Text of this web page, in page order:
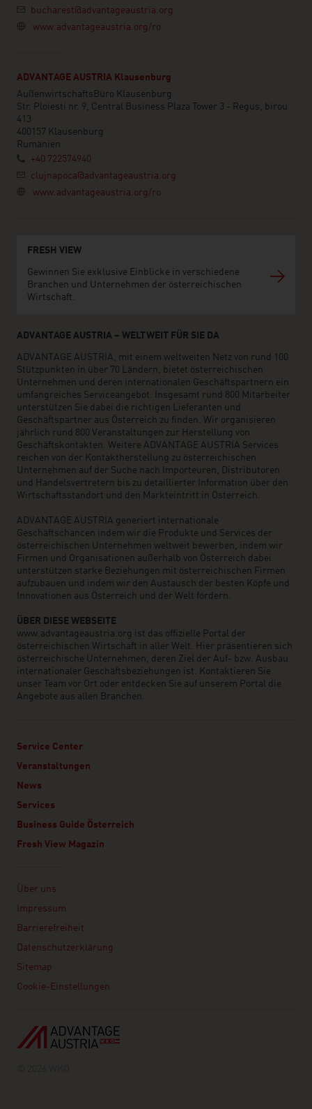
bucharest@advantageaustria.org
www.advantageaustria.org/ro
ADVANTAGE AUSTRIA Klausenburg
AußenwirtschaftsBüro Klausenburg
Str. Ploiesti nr. 9, Central Business Plaza Tower 3 - Regus, birou
413
400157 Klausenburg
Rumänien
+40 722574940
clujnapoca@advantageaustria.org
www.advantageaustria.org/ro
FRESH VIEW
Gewinnen Sie exklusive Einblicke in verschiedene
Branchen und Unternehmen der österreichischen
Wirtschaft.
ADVANTAGE AUSTRIA – WELTWEIT FÜR SIE DA
ADVANTAGE AUSTRIA, mit einem weltweiten Netz von rund 100
Stützpunkten in über 70 Ländern, bietet österreichischen
Unternehmen und deren internationalen Geschäftspartnern ein
umfangreiches Serviceangebot. Insgesamt rund 800 Mitarbeiter
unterstützen Sie dabei die richtigen Lieferanten und
Geschäftspartner aus Österreich zu finden. Wir organisieren
jährlich rund 800 Veranstaltungen zur Herstellung von
Geschäftskontakten. Weitere ADVANTAGE AUSTRIA Services
reichen von der Kontaktherstellung zu österreichischen
Unternehmen auf der Suche nach Importeuren, Distributoren
und Handelsvertretern bis zu detaillierter Information über den
Wirtschaftsstandort und den Markteintritt in Österreich.
ADVANTAGE AUSTRIA generiert internationale
Geschäftschancen indem wir die Produkte und Services der
österreichischen Unternehmen weltweit bewerben, indem wir
Firmen und Organisationen außerhalb von Österreich dabei
unterstützen starke Beziehungen mit österreichischen Firmen
aufzubauen und indem wir den Austausch der besten Köpfe und
Innovationen aus Österreich und der Welt fördern.
ÜBER DIESE WEBSEITE
www.advantageaustria.org ist das offizielle Portal der
österreichischen Wirtschaft in aller Welt. Hier präsentieren sich
österreichische Unternehmen, deren Ziel der Auf- bzw. Ausbau
internationaler Geschäftsbeziehungen ist. Kontaktieren Sie
unser Team vor Ort oder entdecken Sie auf unserem Portal die
Angebote aus allen Branchen.
Service Center
Veranstaltungen
News
Services
Business Guide Österreich
Fresh View Magazin
Über uns
Impressum
Barrierefreiheit
Datenschutzerklärung
Sitemap
Cookie-Einstellungen